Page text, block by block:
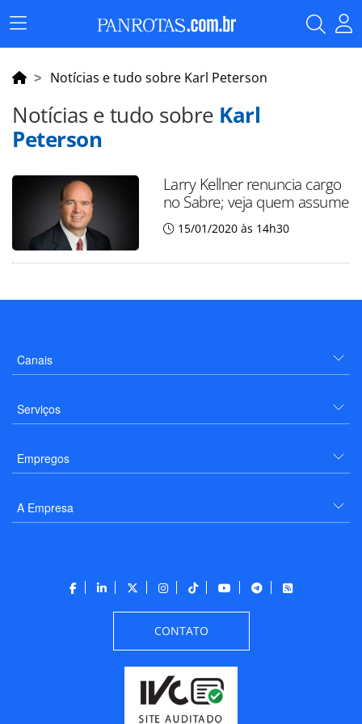
Menu
Principal
Notícias e tudo sobre Karl Peterson
Notícias e tudo sobre Karl
Peterson
Larry Kellner renuncia cargo
no Sabre; veja quem assume
15/01/2020 às 14h30
Canais
Serviços
Empregos
A Empresa
CONTATO